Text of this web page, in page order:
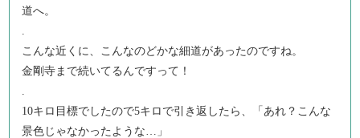
道へ。
.
こんな近くに、こんなのどかな細道があったのですね。
金剛寺まで続いてるんですって！
.
10キロ目標でしたので5キロで引き返したら、「あれ？こんな
景色じゃなかったような…」